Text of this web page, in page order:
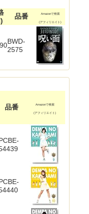
品番 Amazonで検索
(アフィリエイト)
BWD-
2575
品番 Amazonで検索
(アフィリエイト)